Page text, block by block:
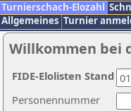
Turnierschach-Elozahl
Allgemeines Turnier
Willkommen bei
Personennummer
FIDE-Elolisten Stand